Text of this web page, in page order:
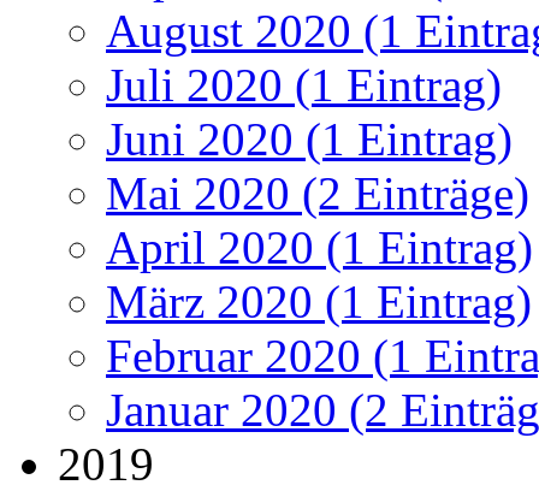
August 2020 (1
Juli 2020 (1 Eintrag)
Juni 2020 (1 Eintrag)
Mai 2020 (2 Einträge)
April 2020 (1 Eintrag)
März 2020 (1 Eintrag)
Februar 2020 (1
Januar 2020 (2
2019